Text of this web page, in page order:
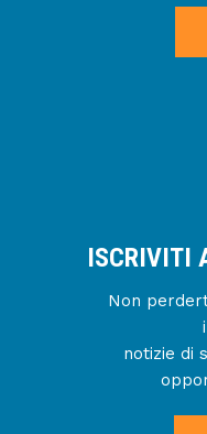
ISCRIVITI
Non
notizie di